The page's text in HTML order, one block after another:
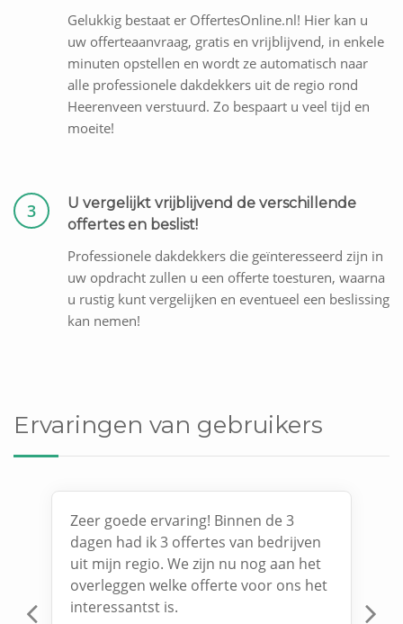
Gelukkig bestaat er OffertesOnline.nl! Hier kan u
uw offerteaanvraag, gratis en vrijblijvend, in enkele
minuten opstellen en wordt ze automatisch naar
alle professionele dakdekkers uit de regio rond
Heerenveen verstuurd. Zo bespaart u veel tijd en
moeite!
3
U vergelijkt vrijblijvend de verschillende
offertes en beslist!
Professionele dakdekkers die geïnteresseerd zijn in
uw opdracht zullen u een offerte toesturen, waarna
u rustig kunt vergelijken en eventueel een beslissing
kan nemen!
Ervaringen van gebruikers
Zeer goede ervaring! Binnen de 3
dagen had ik 3 offertes van bedrijven
uit mijn regio. We zijn nu nog aan het
overleggen welke offerte voor ons het
interessantst is.